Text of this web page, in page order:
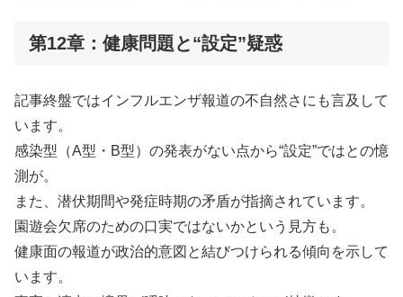
第12章：健康問題と“設定”疑惑
記事終盤ではインフルエンザ報道の不自然さにも言及して
います。
感染型（A型・B型）の発表がない点から“設定”ではとの憶
測が。
また、潜伏期間や発症時期の矛盾が指摘されています。
園遊会欠席のための口実ではないかという見方も。
健康面の報道が政治的意図と結びつけられる傾向を示して
います。